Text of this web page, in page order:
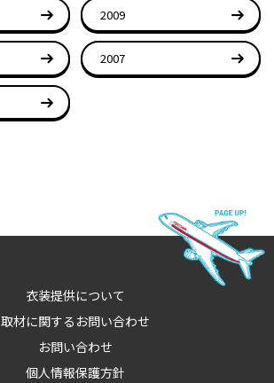
2009
2007
衣装提供について
取材に関するお問い合わせ
お問い合わせ
個人情報保護方針